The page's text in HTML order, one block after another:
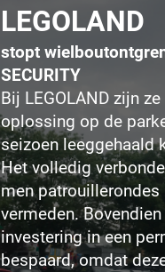
LEGOLAND
stopt
SECURITY
Bij LEGOLAND zijn
oplossing op de
seizoen leeggehaald
Het volledig
men
vermeden.
investering in een
bespaard, omdat